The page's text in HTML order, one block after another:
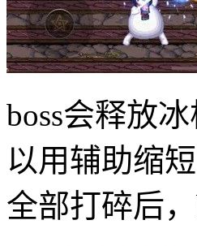
boss会释放
以用辅助缩
全部打碎后